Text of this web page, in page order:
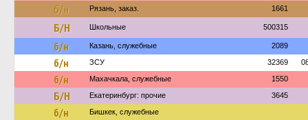
б/н Рязань, заказ. 1661
Б/Н Школьные 500315
б/н Казань, служебные 2089
б/н ЗСУ 32369
б/н Махачкала, служебные 1550
Б/Н Екатеринбург: прочие 3645
б/н Бишкек, служебные